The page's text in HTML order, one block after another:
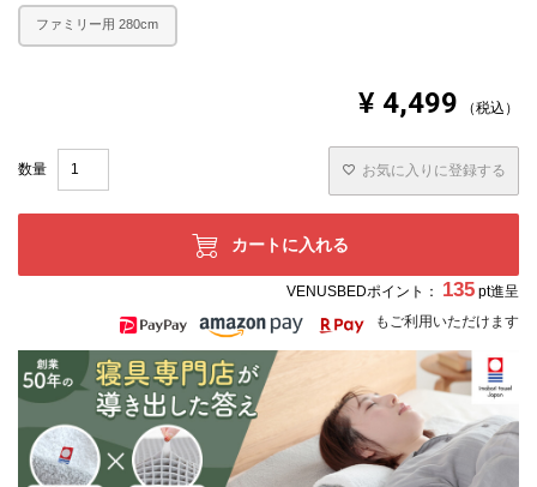
ファミリー用 280cm
¥ 4,499 税込
お気に入りに登録する
カートに入れる
VENUSBEDポイント： 135 pt進呈
もご利用いただけます